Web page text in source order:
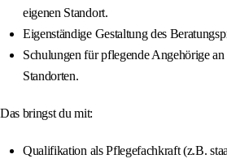
eigenen Standort.
Eigenständige Gestaltung des
Schulungen für pflegende Angehörige
Standorten.
Das bringst du mit:
Qualifikation als Pflegefachkraft (z.B.